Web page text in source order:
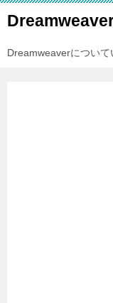
Dreamweaverについて